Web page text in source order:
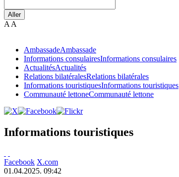
Aller
A A
AmbassadeAmbassade
Informations consulairesInformations consulaires
ActualitésActualités
Relations bilatéralesRelations bilatérales
Informations touristiquesInformations touristiques
Communauté lettoneCommunauté lettone
Informations touristiques
Facebook X.com
01.04.2025. 09:42